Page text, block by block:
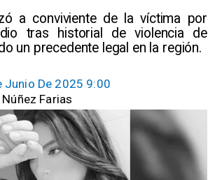
a conviviente de la víctima por
tras historial de violencia de
un precedente legal en la región.
Junio De 2025 9:00
Farias